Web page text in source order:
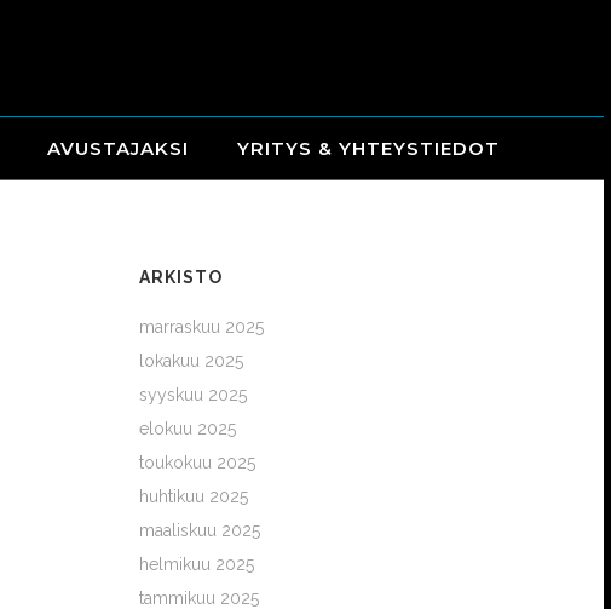
AVUSTAJAKSI YRITYS & YHTEYSTIEDOT
ARKISTO
marraskuu 2025
lokakuu 2025
syyskuu 2025
elokuu 2025
toukokuu 2025
huhtikuu 2025
maaliskuu 2025
helmikuu 2025
tammikuu 2025